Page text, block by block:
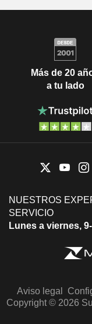
Más de 20
a tu lado
NUESTROS
SERVICIO
Lunes a viernes,
Aviso legal
Copyright © 2026